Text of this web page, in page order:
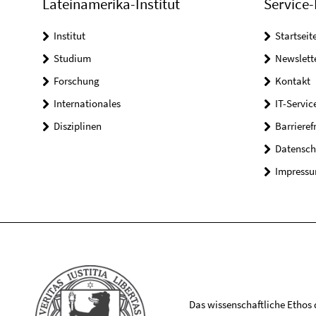
Institut
Studium
Forschung
Internationales
Disziplinen
Kontakt
IT-
Das wissenschaftliche